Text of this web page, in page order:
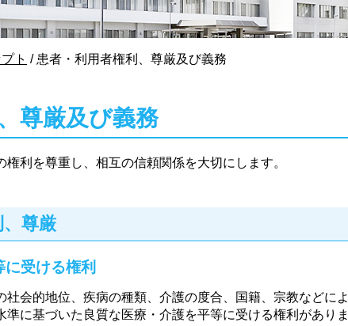
ト / 患者・利用者権利、尊厳及び義務
尊厳及び義務
利を尊重し、相互の信頼関係を大切にします。
尊厳
に受ける権利
会的地位、疾病の種類、介護の度合、国籍、宗教などによ
準に基づいた良質な医療・介護を平等に受ける権利がありま